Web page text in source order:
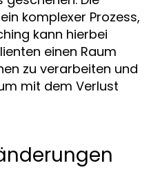
komplexer Prozess,
kann hierbei
einen Raum
zu verarbeiten und
mit dem Verlust